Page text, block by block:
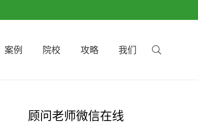
案例 院校 攻略 我们
顾问老师微信在线